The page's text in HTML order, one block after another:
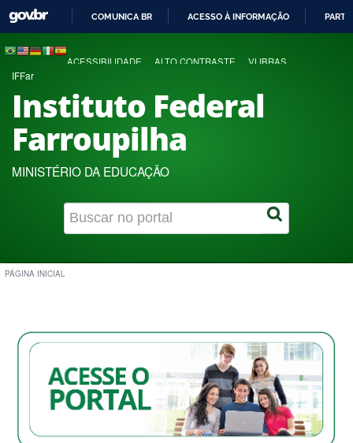
COMUNICA BR ACESSO À INFORMAÇÃO
ACESSIBILIDADE ALTO CONTRASTE VLIBRAS
IFFar
Instituto Federal
Farroupilha
MINISTÉRIO DA EDUCAÇÃO
PÁGINA INICIAL